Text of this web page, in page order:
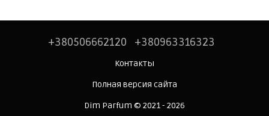
+380506662120 +380963316323
Контакты
Полная версия сайта
Dim Parfum © 2021 - 2026